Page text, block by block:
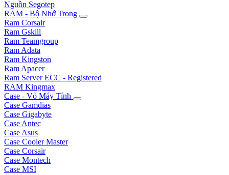
Nguồn Segotep
RAM - Bộ Nhớ Trong
Ram Corsair
Ram Gskill
Ram Teamgroup
Ram Adata
Ram Kingston
Ram Apacer
Ram Server ECC - Registered
RAM Kingmax
Case - Vỏ Máy Tính
Case Gamdias
Case Gigabyte
Case Antec
Case Asus
Case Cooler Master
Case Corsair
Case Montech
Case MSI